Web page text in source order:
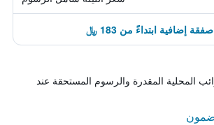
المحلية المقدرة والرسوم المستحقة عند